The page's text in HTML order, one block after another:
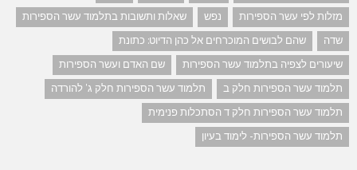
מזלות לפי עשר הספירות
נפש
שאלות ותשובות בתלמוד עשר הספירות
שדה
שהם לבושים המוכרחים אל כהן הדיוט: כתונת
שיעורים לצפיה בתלמוד עשר הספירות
שם האדם ועשר הספירות
תלמוד עשר הספירות חלק ב
תלמוד עשר הספירות חלק ג' להורדה
תלמוד עשר הספירות חלק ד הסתכלות פנימית
תלמוד עשר הספירות- לימוד בעיון